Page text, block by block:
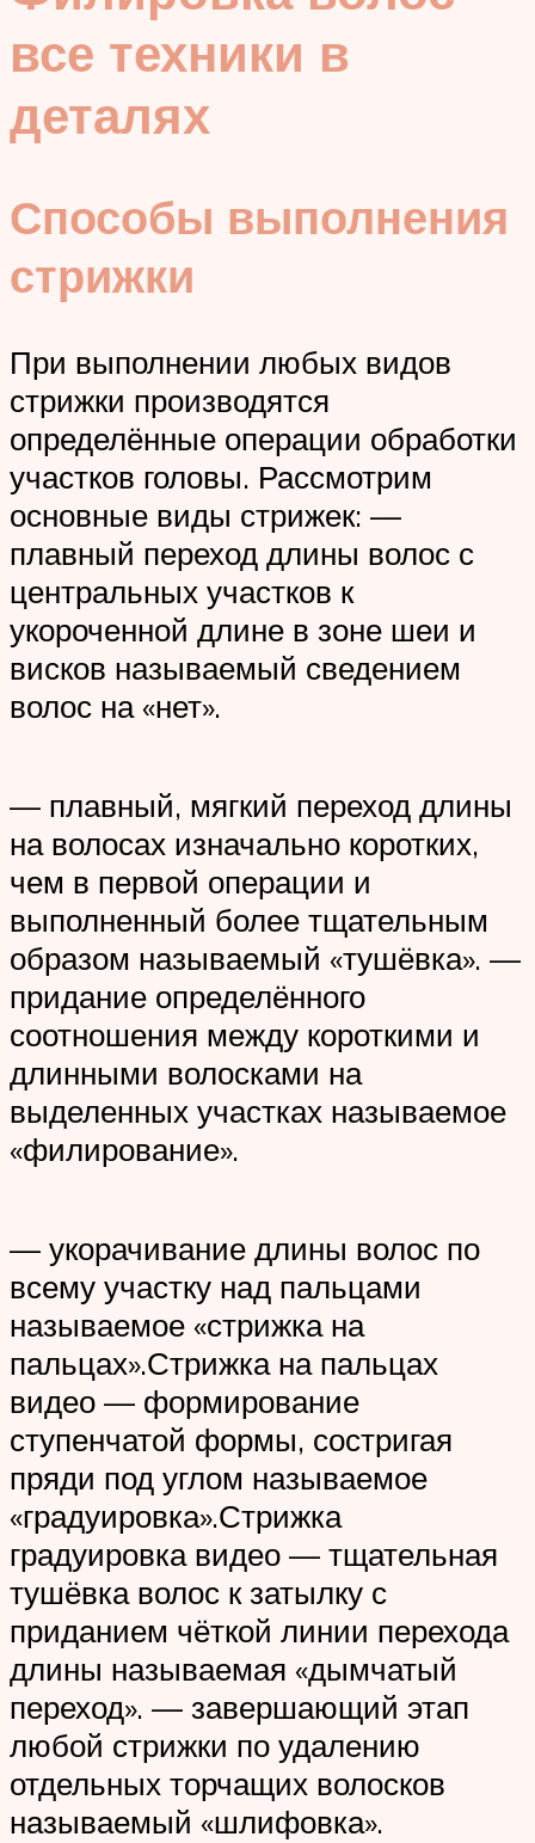
все техники в
деталях
Способы выполнения
стрижки
При выполнении любых видов
стрижки производятся
определённые операции обработки
участков головы. Рассмотрим
основные виды стрижек: —
плавный переход длины волос с
центральных участков к
укороченной длине в зоне шеи и
висков называемый сведением
волос на «нет».
— плавный, мягкий переход длины
на волосах изначально коротких,
чем в первой операции и
выполненный более тщательным
образом называемый «тушёвка». —
придание определённого
соотношения между короткими и
длинными волосками на
выделенных участках называемое
«филирование».
— укорачивание длины волос по
всему участку над пальцами
называемое «стрижка на
пальцах».Стрижка на пальцах
видео — формирование
ступенчатой формы, состригая
пряди под углом называемое
«градуировка».Стрижка
градуировка видео — тщательная
тушёвка волос к затылку с
приданием чёткой линии перехода
длины называемая «дымчатый
переход». — завершающий этап
любой стрижки по удалению
отдельных торчащих волосков
называемый «шлифовка».